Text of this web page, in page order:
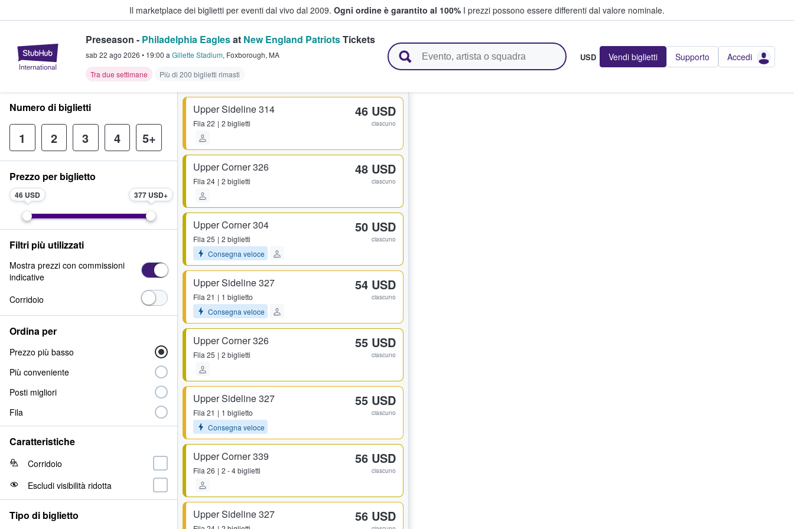
Il marketplace dei biglietti per eventi dal vivo dal 2009. Ogni ordine è garantito al 100% I prezzi possono essere differenti dal valore nominale.
StubHub - Dove i fan comprano e vendono biglietti
Preseason - Philadelphia Eaglesat New England PatriotsTickets
sab 22 ago 2026 • 19:00 a Gillette Stadium, Foxborough, MA
Tra due settimane
Più di 200 biglietti rimasti
USD Vendi biglietti Supporto Accedi
Upper Sideline 314
Fila 22 2 biglietti
46 USD
ciascuno
Upper Corner 326
Fila 24 2 biglietti
48 USD
ciascuno
Upper Corner 304
Fila 25
2 biglietti
Consegna veloce
50 USD
ciascuno
Upper Sideline 327
Fila 21
1 biglietto
Consegna veloce
54 USD
ciascuno
Upper Corner 326
Fila 25 2 biglietti
55 USD
ciascuno
Upper Sideline 327
Fila 21
1 biglietto
Consegna veloce
55 USD
ciascuno
Upper Corner 339
Fila 26 2 - 4 biglietti
56 USD
ciascuno
Upper Sideline 327 56 USD
Numero di biglietti
1 2 3 4 5+
Prezzo per biglietto
46 USD 377 USD
Filtri più utilizzati
Mostra prezzi con commissioni
indicative
Corridoio
Ordina per
Prezzo più basso
Più conveniente
Posti migliori
Fila
Caratteristiche
Corridoio
Escludi visibilità ridotta
Tipo di biglietto